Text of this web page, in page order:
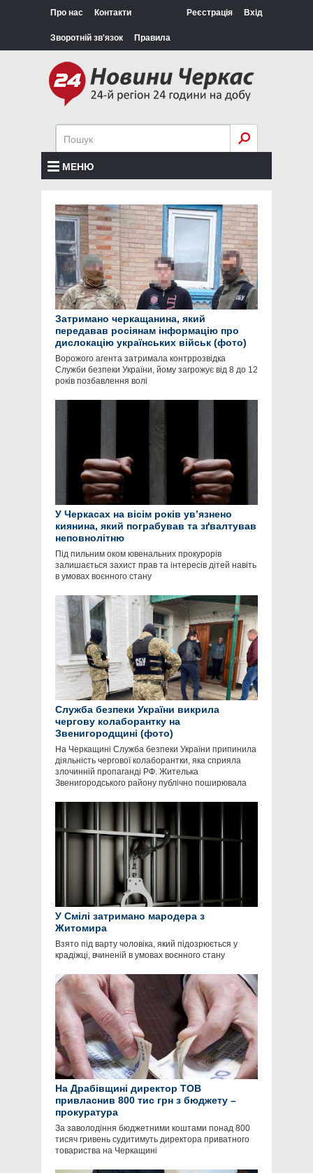
Про нас Контакти
Зворотній зв'язок Правила
Реєстрація Вхід
МЕНЮ
Затримано черкащанина, який
передавав росіянам інформацію про
дислокацію українських військ (фото)
Ворожого агента затримала контррозвідка
Служби безпеки України, йому загрожує від 8 до 12
років позбавлення волі
У Черкасах на вісім років ув’язнено
киянина, який пограбував та зґвалтував
неповнолітню
Під пильним оком ювенальних прокурорів
залишається захист прав та інтересів дітей навіть
в умовах воєнного стану
Служба безпеки України викрила
чергову колаборантку на
Звенигородщині (фото)
На Черкащині Служба безпеки України припинила
діяльність чергової колаборантки, яка сприяла
злочинній пропаганді РФ. Жителька
Звенигородського району публічно поширювала
У Смілі затримано мародера з
Житомира
Взято під варту чоловіка, який підозрюється у
крадіжці, вчиненій в умовах воєнного стану
На Драбівщині директор ТОВ
привласнив 800 тис грн з бюджету –
прокуратура
За заволодіння бюджетними коштами понад 800
тисяч гривень судитимуть директора приватного
товариства на Черкащині